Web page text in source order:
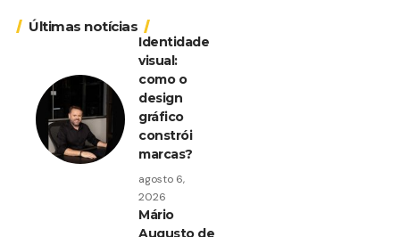
Últimas notícias
Identidade
visual:
como o
design
gráfico
constrói
marcas?
agosto 6,
2026
Mário
Augusto de